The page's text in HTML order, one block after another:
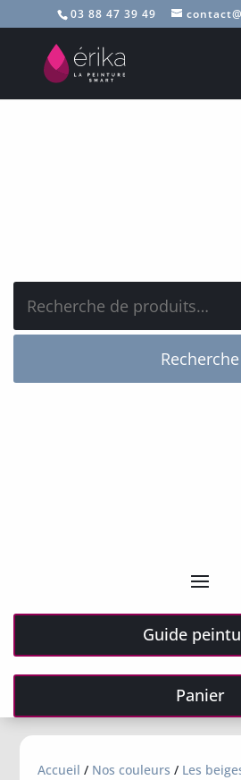
03 88 47 39 49
pour :
Recherche
Guide
Panier
Accueil / Nos couleurs / Les